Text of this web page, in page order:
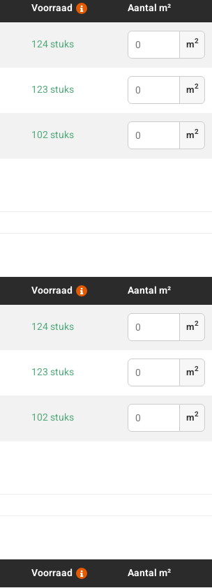
Voorraad Aantal m²
124 stuks m2
123 stuks m2
102 stuks m2
Voorraad Aantal m²
124 stuks m2
123 stuks m2
102 stuks m2
Voorraad Aantal m²